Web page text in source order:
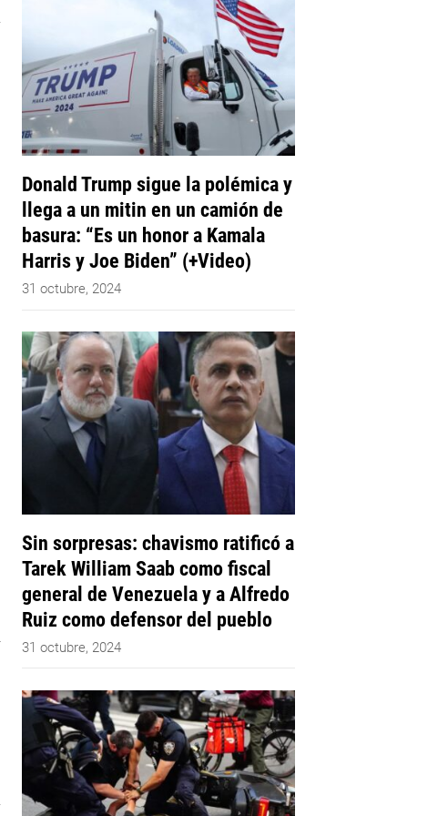
Donald Trump sigue la polémica y
llega a un mitin en un camión de
basura: “Es un honor a Kamala
Harris y Joe Biden” (+Video)
31 octubre, 2024
Sin sorpresas: chavismo ratificó a
Tarek William Saab como fiscal
general de Venezuela y a Alfredo
Ruiz como defensor del pueblo
31 octubre, 2024